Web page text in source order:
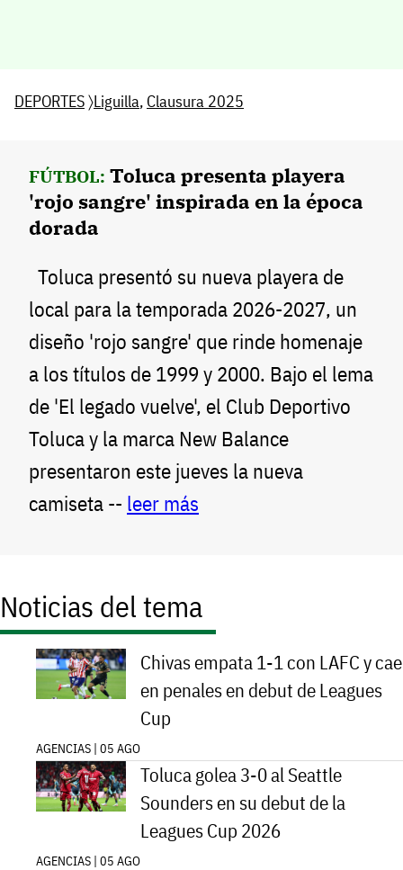
DEPORTES〉Liguilla, Clausura 2025
FÚTBOL: Toluca presenta playera
'rojo sangre' inspirada en la época
dorada
Toluca presentó su nueva playera de
local para la temporada 2026-2027, un
diseño 'rojo sangre' que rinde homenaje
a los títulos de 1999 y 2000. Bajo el lema
de 'El legado vuelve', el Club Deportivo
Toluca y la marca New Balance
presentaron este jueves la nueva
camiseta -- leer más
Noticias del tema
Chivas empata 1-1 con LAFC y cae
en penales en debut de Leagues
Cup
AGENCIAS | 05 AGO
Toluca golea 3-0 al Seattle
Sounders en su debut de la
Leagues Cup 2026
AGENCIAS | 05 AGO